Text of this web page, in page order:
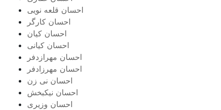
احسان قلعه نویی
احسان کارگر
احسان کیان
احسان کیانی
احسان مهرازدفر
احسان مهرزادفر
احسان نی زن
احسان نیکبخش
احسان وزیری